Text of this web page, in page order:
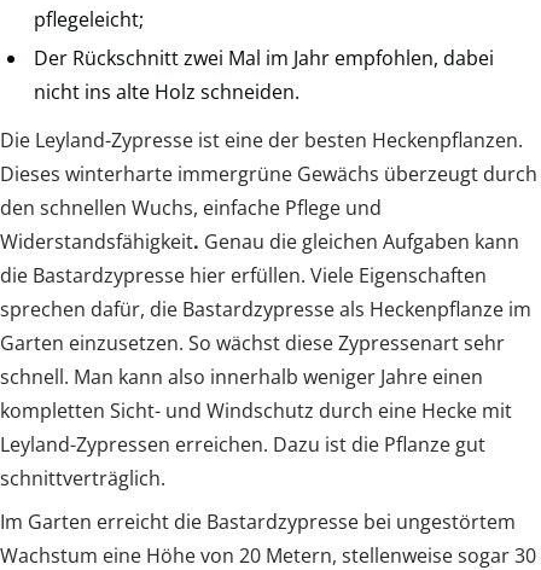
pflegeleicht;
Der Rückschnitt zwei Mal im Jahr empfohlen, dabei
nicht ins alte Holz schneiden.
Die Leyland-Zypresse ist eine der besten Heckenpflanzen.
Dieses winterharte immergrüne Gewächs überzeugt durch
den schnellen Wuchs, einfache Pflege und
Widerstandsfähigkeit. Genau die gleichen Aufgaben kann
die Bastardzypresse hier erfüllen. Viele Eigenschaften
sprechen dafür, die Bastardzypresse als Heckenpflanze im
Garten einzusetzen. So wächst diese Zypressenart sehr
schnell. Man kann also innerhalb weniger Jahre einen
kompletten Sicht- und Windschutz durch eine Hecke mit
Leyland-Zypressen erreichen. Dazu ist die Pflanze gut
schnittverträglich.
Im Garten erreicht die Bastardzypresse bei ungestörtem
Wachstum eine Höhe von 20 Metern, stellenweise sogar 30